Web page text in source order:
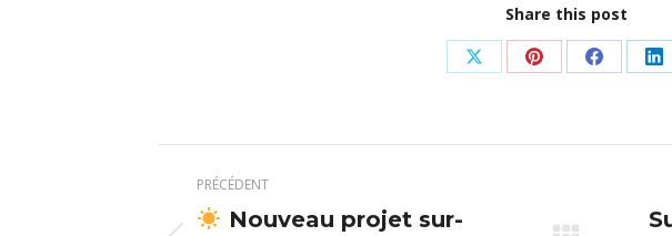
Share this post
Partager
X
Partager
Pinterest
Partager
Facebook
Navigation
article
PRÉCÉDENT
Nouveau projet sur-